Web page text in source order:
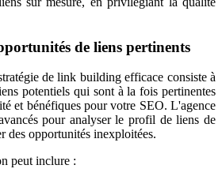
de liens pertinents
de link building efficace consiste à
potentiels qui sont à la fois pertinentes
et bénéfiques pour votre SEO. L'agence
pour analyser le profil de liens de
des opportunités inexploitées.
peut inclure :